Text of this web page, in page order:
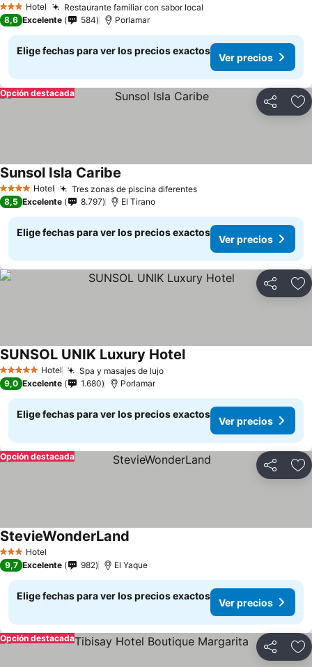
3 Estrellas
Hotel Restaurante familiar con sabor local
8,6 Excelente 584 Porlamar
Elige fechas para ver los precios exactos
Ver precios
Compartir
Opción destacada
4 EstrellasHotel Tres zonas de piscina diferentes
Sunsol Isla Caribe
8,5 Excelente 8.797 El Tirano
Elige fechas para ver los precios exactos
Ver precios
Compartir
5 Estrellas Hotel Spa y masajes de lujo
SUNSOL UNIK Luxury Hotel
9,0 Excelente 1.680 Porlamar
Elige fechas para ver los precios exactos
Ver precios
Compartir
Opción destacada
3 Estrellas
Hotel
StevieWonderLand
9,7 Excelente 982 El Yaque
Elige fechas para ver los precios exactos
Ver precios
Compartir
Opción destacada